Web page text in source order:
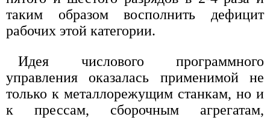
таким образом восполнить дефицит
рабочих этой категории.
Идея числового программного
управления оказалась применимой не
только к металлорежущим станкам, но и
к прессам, сборочным агрегатам,